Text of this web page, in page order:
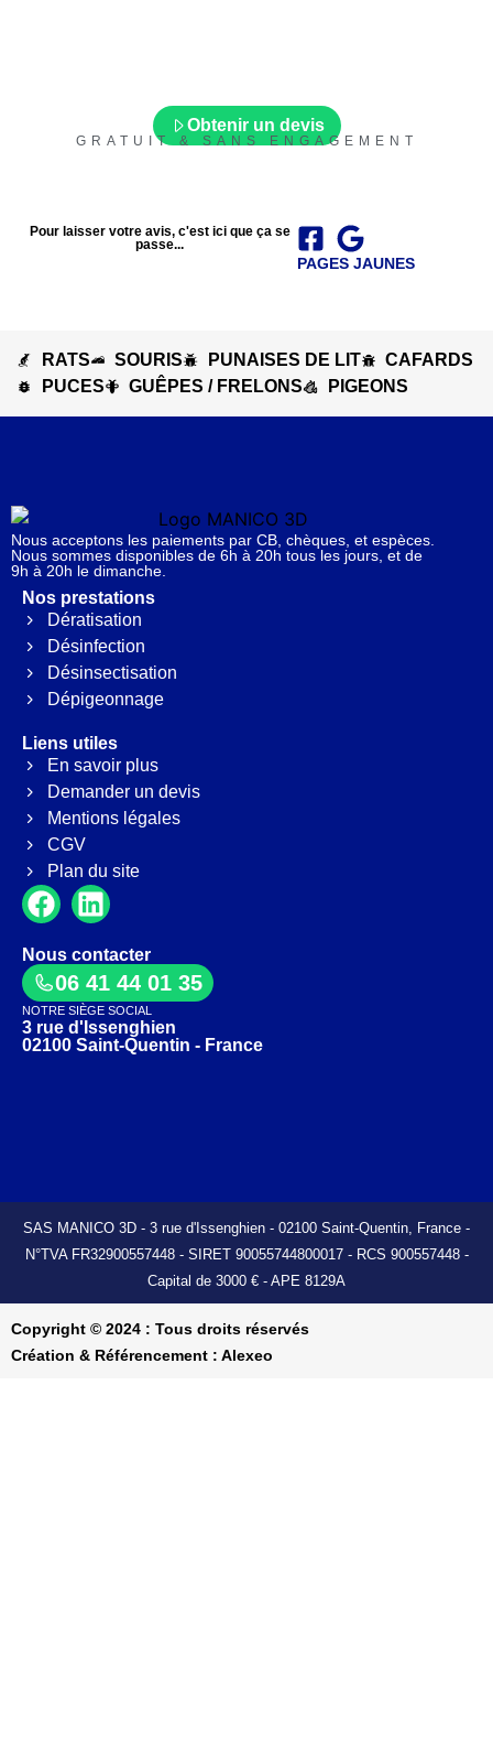
Obtenir un devis
GRATUIT & SANS ENGAGEMENT
Pour laisser votre avis, c'est ici que ça se
passe...
PAGES JAUNES
RATS SOURIS PUNAISES DE LIT
CAFARDS
PUCES
GUÊPES / FRELONS PIGEONS
Nous acceptons les paiements par CB, chèques, et espèces.
Nous sommes disponibles de 6h à 20h tous les jours, et de
9h à 20h le dimanche.
Nos prestations
Dératisation
Désinfection
Désinsectisation
Dépigeonnage
Liens utiles
En savoir plus
Demander un devis
Mentions légales
CGV
Plan du site
Nous contacter
06 41 44 01 35
NOTRE SIÈGE SOCIAL
3 rue d'Issenghien
02100 Saint-Quentin - France
SAS MANICO 3D - 3 rue d'Issenghien - 02100 Saint-Quentin, France -
N°TVA FR32900557448 - SIRET 90055744800017 - RCS 900557448 -
Capital de 3000 € - APE 8129A
Copyright © 2024 : Tous droits réservés
Création & Référencement : Alexeo